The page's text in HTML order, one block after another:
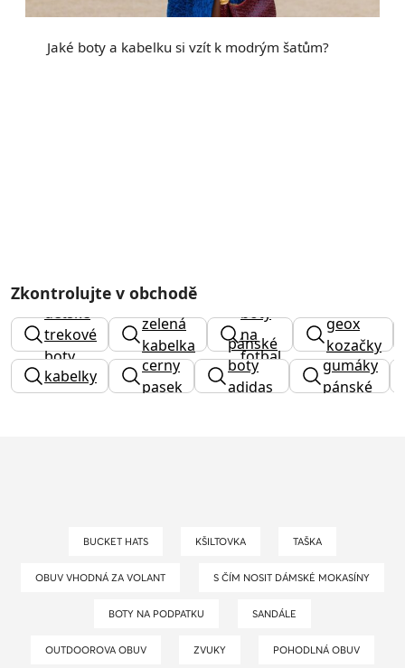
Jaké boty a kabelku si vzít k modrým šatům?
Zkontrolujte v obchodě
dětské
trekové
boty
zelená
kabelka
boty
na
fotbal
geox
kozačky
kabelky
cerny
pasek
pánské
boty
adidas
gumáky
pánské
BUCKET HATS KŠILTOVKA TAŠKA
OBUV VHODNÁ ZA VOLANT S ČÍM NOSIT DÁMSKÉ MOKASÍNY
BOTY NA PODPATKU SANDÁLE
OUTDOOROVA OBUV ZVUKY POHODLNÁ OBUV